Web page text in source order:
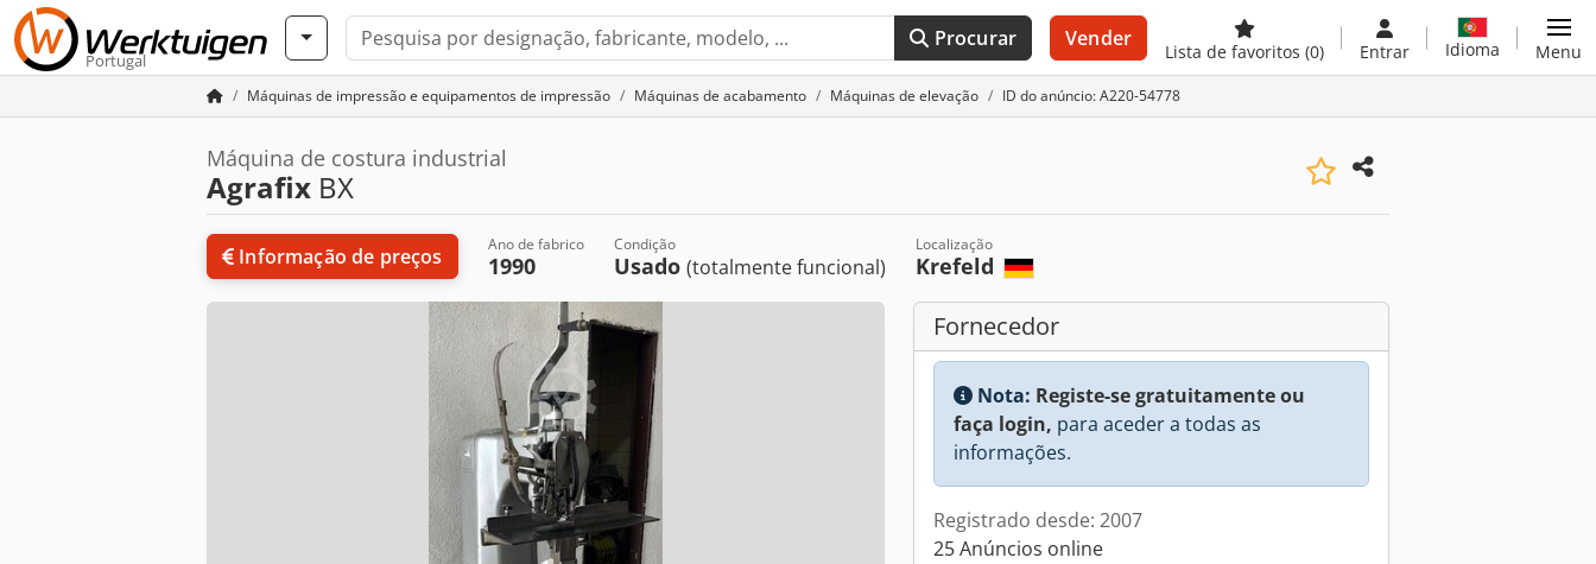
Portugal
Procurar Vender
Lista de favoritos (0) Entrar Idioma Menu
Máquinas de impressão e equipamentos de impressão Máquinas de acabamento Máquinas de elevação ID do anúncio: A220-54778
Máquina de costura industrial
Agrafix BX
Informação de preços Ano de fabrico
1990
Condição
Usado (totalmente funcional)
Localização
Krefeld
Fornecedor
Nota: Registe-se gratuitamente ou
faça login, para aceder a todas as
informações.
Registrado desde: 2007
25 Anúncios online